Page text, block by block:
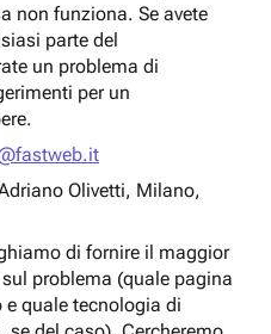
non funziona. Se avete
parte del
un problema di
per un
Olivetti, Milano,
di fornire il maggior
problema (quale pagina
quale tecnologia di